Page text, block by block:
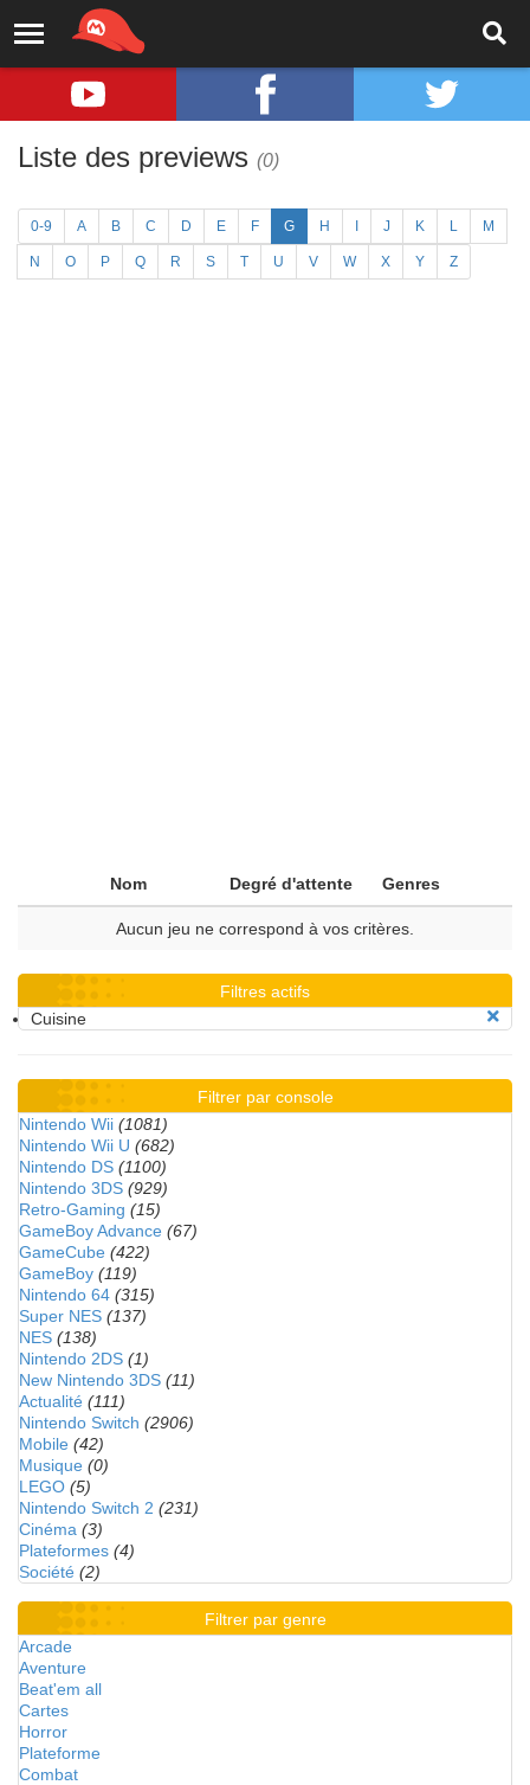
Liste des previews (0)
0-9 A B C D E F G H J K L M
N O P Q R S T U V W X Y Z
Nom Degré d'attente Genres
Aucun jeu ne correspond à vos critères.
Filtres actifs
Cuisine
Filtrer par console
Nintendo Wii (1081)
Nintendo Wii U (682)
Nintendo DS (1100)
Nintendo 3DS (929)
Retro-Gaming (15)
GameBoy Advance (67)
GameCube (422)
GameBoy (119)
Nintendo 64 (315)
Super NES (137)
NES (138)
Nintendo 2DS (1)
New Nintendo 3DS (11)
Actualité (111)
Nintendo Switch (2906)
Mobile (42)
Musique (0)
LEGO (5)
Nintendo Switch 2 (231)
Cinéma (3)
Plateformes (4)
Société (2)
Filtrer par genre
Arcade
Aventure
Beat'em all
Cartes
Horror
Plateforme
Combat